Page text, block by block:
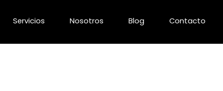
Servicios Nosotros Blog Contacto